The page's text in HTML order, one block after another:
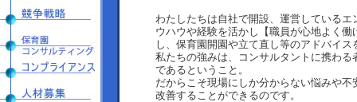
わたしたちは自社で開設、運営しているエ
ウハウや経験を活かし【職員が心地よく働
し、保育園開園や立て直し等のアドバイス
私たちの強みは、コンサルタントに携わる
であるということ。
だからこそ現場にしか分からない悩みや
改善することができるのです。